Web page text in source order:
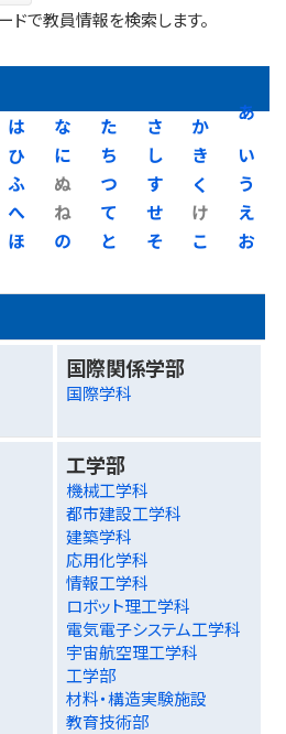
ドで教員情報を検索します。
あ
い
う
え
お
か
き
く
け
こ
さ
し
す
せ
そ
た
ち
つ
て
と
な
に
ぬ
ね
の
は
ひ
ふ
へ
ほ
国際関係学部
国際学科
工学部
機械工学科
都市建設工学科
建築学科
応用化学科
情報工学科
ロボット理工学科
電気電子システム工学科
宇宙航空理工学科
工学部
材料・構造実験施設
教育技術部